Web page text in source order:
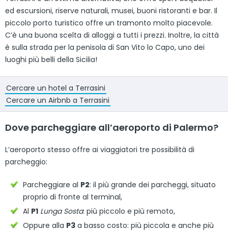
ed escursioni, riserve naturali, musei, buoni ristoranti e bar. Il
piccolo porto turistico offre un tramonto molto piacevole.
C’è una buona scelta di alloggi a tutti i prezzi. Inoltre, la città
è sulla strada per la penisola di San Vito lo Capo, uno dei
luoghi più belli della Sicilia!
Cercare un hotel a Terrasini
Cercare un Airbnb a Terrasini
Dove parcheggiare all’aeroporto di Palermo?
L’aeroporto stesso offre ai viaggiatori tre possibilità di
parcheggio:
Parcheggiare al P2: il più grande dei parcheggi, situato
proprio di fronte al terminal,
Al P1 Lunga Sosta: più piccolo e più remoto,
Oppure alla P3 a basso costo: più piccola e anche più